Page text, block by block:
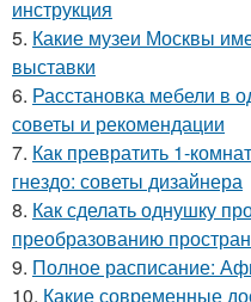
инструкция
5. Какие музеи Москвы
выставки
6. Расстановка мебели в
советы и рекомендации
7. Как превратить 1-
гнездо: советы дизайнера
8. Как сделать однушку
преобразованию
9. Полное расписание:
10. Какие современные